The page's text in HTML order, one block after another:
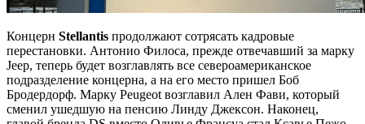
Концерн Stellantis продолжают сотрясать кадровые
перестановки. Антонио Филоса, прежде отвечавший за марку
Jeep, теперь будет возглавлять все североамериканское
подразделение концерна, а на его место пришел Боб
Бродердорф. Марку Peugeot возглавил Ален Фави, который
сменил ушедшую на пенсию Линду Джексон. Наконец,